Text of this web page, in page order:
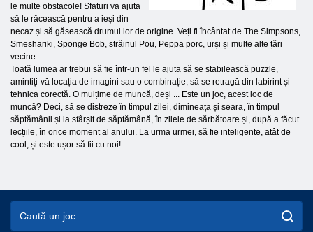
le multe obstacole! Sfaturi va ajuta
să le răcească pentru a ieși din
necaz și să găsească drumul lor de origine. Veți fi încântat de The Simpsons,
Smeshariki, Sponge Bob, străinul Pou, Peppa porc, urși și multe alte țări
vecine.
Toată lumea ar trebui să fie într-un fel le ajuta să se stabilească puzzle,
amintiți-vă locația de imagini sau o combinație, să se retragă din labirint și
tehnica corectă. O mulțime de muncă, deși ... Este un joc, acest loc de
muncă? Deci, să se distreze în timpul zilei, dimineața și seara, în timpul
săptămânii și la sfârșit de săptămână, în zilele de sărbătoare și, după a făcut
lecțiile, în orice moment al anului. La urma urmei, să fie inteligente, atât de
cool, și este ușor să fii cu noi!